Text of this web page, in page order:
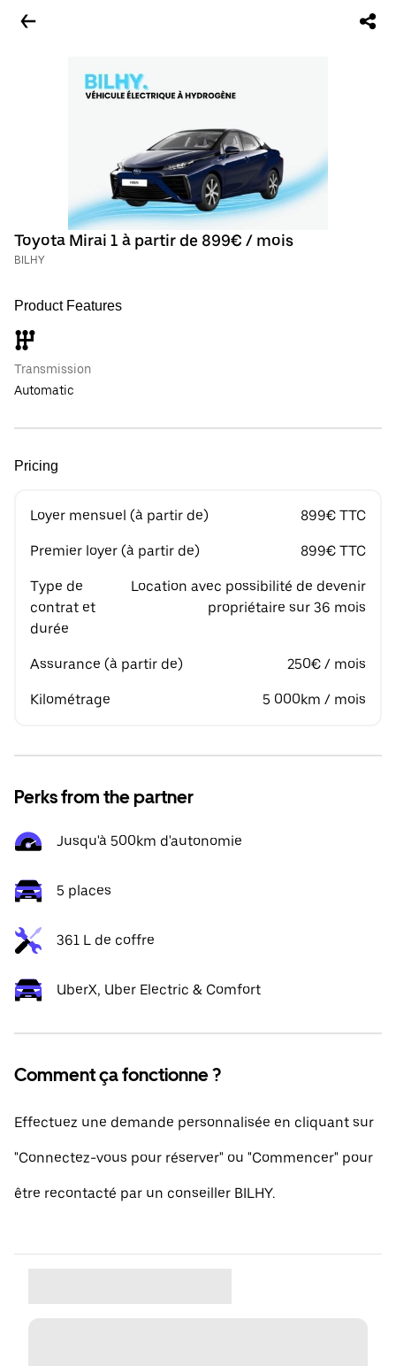
Toyota Mirai 1 à partir de 899€ / mois
BILHY
Product Features
Transmission
Automatic
Pricing
Loyer mensuel (à partir de) 899€ TTC
Premier loyer (à partir de) 899€ TTC
Type de
contrat et
durée
Location avec possibilité de devenir
propriétaire sur 36 mois
Assurance (à partir de) 250€ / mois
Kilométrage 5 000km / mois
Perks from the partner
Jusqu'à 500km d'autonomie
5 places
361 L de coffre
UberX, Uber Electric & Comfort
Comment ça fonctionne ?
Effectuez une demande personnalisée en cliquant sur
"Connectez-vous pour réserver" ou "Commencer" pour
être recontacté par un conseiller BILHY.